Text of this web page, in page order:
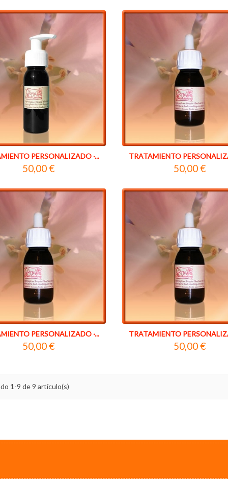
PERSONALIZADO ·...
50,00 €
TRATAMIENTO
50,00 €
PERSONALIZADO ·...
50,00 €
TRATAMIENTO
50,00 €
1-9 de 9 artículo(s)